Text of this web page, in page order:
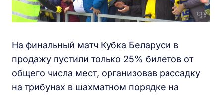
На финальный матч Кубка Беларуси в
продажу пустили только 25% билетов от
общего числа мест, организовав рассадку
на трибунах в шахматном порядке на